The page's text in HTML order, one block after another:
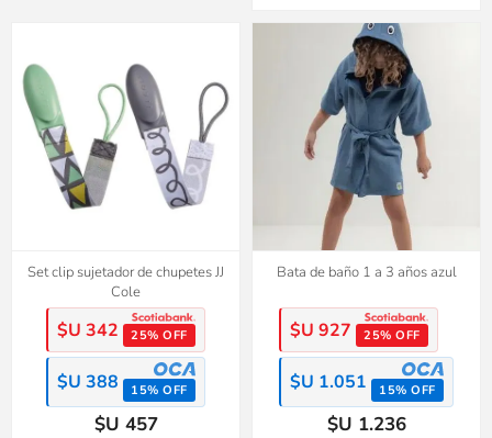
Set clip sujetador de chupetes JJ
Cole
$U 342 25% OFF
$U 388 15% OFF
$U 457
Bata de baño 1 a 3 años azul
$U 927 25% OFF
$U 1.051 15% OFF
$U 1.236